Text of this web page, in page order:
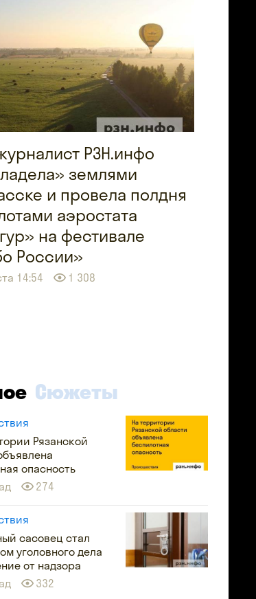
РЗН.инфо
землями
и провела полдня
аэростата
на фестивале
России»
14:54 1 308
Сюжеты
Рязанской
опасность
274
сасовец стал
уголовного дела
от надзора
332